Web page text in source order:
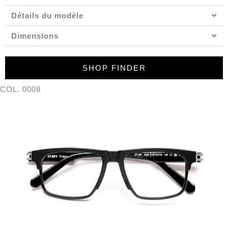
Détails du modèle
Dimensions
SHOP FINDER
COL. 0008